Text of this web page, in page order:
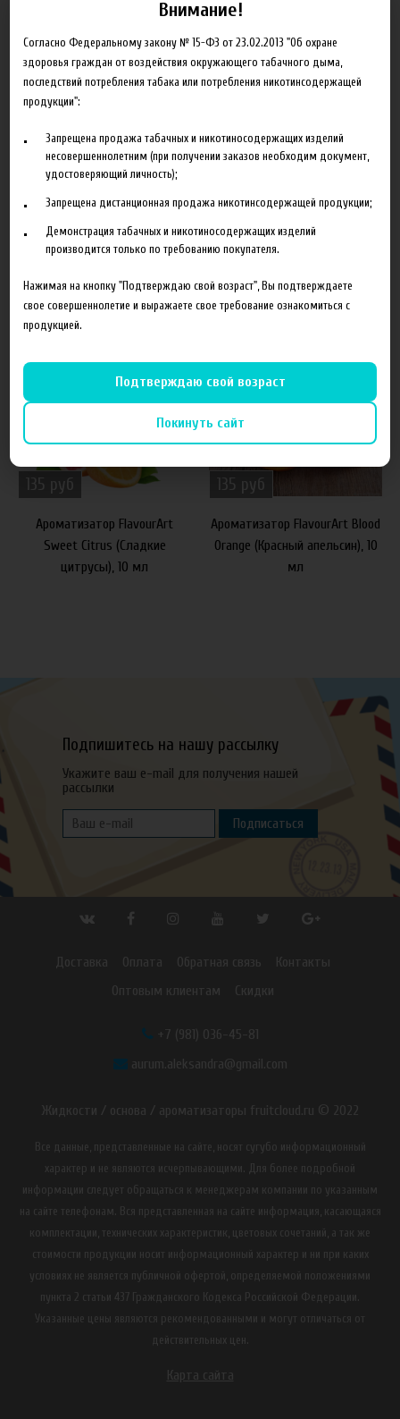
Отзывы
Оставить отзыв
Похожие товары
135 руб
Ароматизатор FlavourArt
Sweet Citrus (Сладкие
цитрусы), 10 мл
135 руб
Ароматизатор FlavourArt Blood
Orange (Красный апельсин), 10
мл
Подпишитесь на нашу рассылку
Укажите ваш e-mail для получения нашей
рассылки
Подписаться
Доставка Оплата Обратная связь
Контакты
Оптовым клиентам
Скидки
+7 (981) 036-45-81
aurum.aleksandra@gmail.com
Жидкости / основа / ароматизаторы fruitcloud.ru © 2022
Все данные, представленные на сайте, носят сугубо информационный
характер и не являются исчерпывающими. Для более подробной
информации следует обращаться к менеджерам компании по указанным
на сайте телефонам. Вся представленная на сайте информация, касающаяся
комплектации, технических характеристик, цветовых сочетаний, а так же
стоимости продукции носит информационный характер и ни при каких
условиях не является публичной офертой, определяемой положениями
пункта 2 статьи 437 Гражданского Кодекса Российской Федерации.
Указанные цены являются рекомендованными и могут отличаться от
действительных цен.
Карта сайта
Внимание!
Согласно Федеральному закону № 15-ФЗ от 23.02.2013 "Об охране
здоровья граждан от воздействия окружающего табачного дыма,
последствий потребления табака или потребления никотинсодержащей
продукции":
Запрещена продажа табачных и никотиносодержащих изделий
несовершеннолетним (при получении заказов необходим документ,
удостоверяющий личность);
Запрещена дистанционная продажа никотинсодержащей продукции;
Демонстрация табачных и никотиносодержащих изделий
производится только по требованию покупателя.
Нажимая на кнопку "Подтверждаю свой возраст", Вы подтверждаете
свое совершеннолетие и выражаете свое требование ознакомиться с
продукцией.
Подтверждаю свой возраст
Покинуть сайт